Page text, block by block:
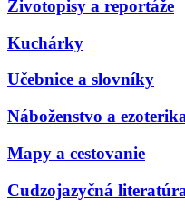
Životopisy a reportáže
Kuchárky
Učebnice a slovníky
Náboženstvo a
Mapy a cestovanie
Cudzojazyčná